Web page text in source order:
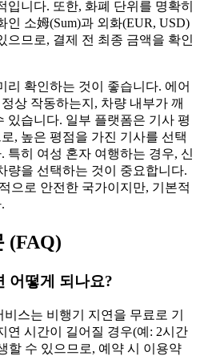
입니다. 또한, 화폐 단위를 명확히
인 소姆(Sum)과 외화(EUR, USD)
으므로, 결제 전 최종 금액을 확인
리 확인하는 것이 좋습니다. 에어
상 작동하는지, 차량 내부가 깨
있습니다. 일부 플랫폼은 기사 평
, 높은 평점을 가진 기사를 선택
특히 여성 혼자 여행하는 경우, 신
량을 선택하는 것이 중요합니다.
으로 안전한 국가이지만, 기본적
(FAQ)
어떻게 되나요?
스는 비행기 지연을 무료로 기
연 시간이 길어질 경우(예: 2시간
할 수 있으므로, 예약 시 이용약